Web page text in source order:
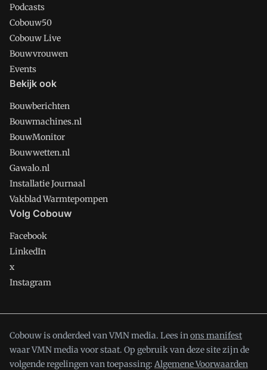
Podcasts
Cobouw50
Cobouw Live
Bouwvrouwen
Events
Bekijk ook
Bouwberichten
Bouwmachines.nl
BouwMonitor
Bouwwetten.nl
Gawalo.nl
Installatie Journaal
Vakblad Warmtepompen
Volg Cobouw
Facebook
LinkedIn
x
Instagram
Cobouw is onderdeel van VMN media. Lees inons manifest
waar VMN media voor staat. Op gebruik van deze site zijn de
volgende regelingen van toepassing: Algemene Voorwaarden